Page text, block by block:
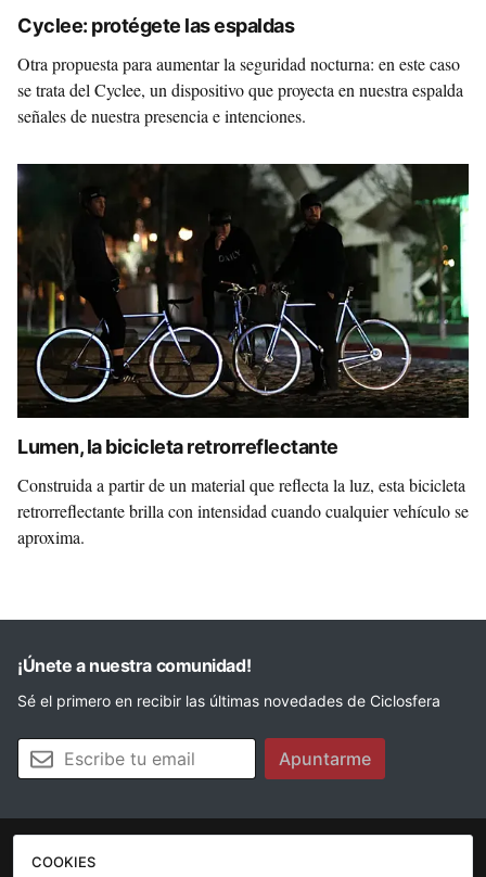
Cyclee: protégete las espaldas
Otra propuesta para aumentar la seguridad nocturna: en este caso
se trata del Cyclee, un dispositivo que proyecta en nuestra espalda
señales de nuestra presencia e intenciones.
Lumen, la bicicleta retrorreflectante
Construida a partir de un material que reflecta la luz, esta bicicleta
retrorreflectante brilla con intensidad cuando cualquier vehículo se
aproxima.
¡Únete a nuestra comunidad!
Sé el primero en recibir las últimas novedades de Ciclosfera
Tu email Apuntarme
La revista
COOKIES